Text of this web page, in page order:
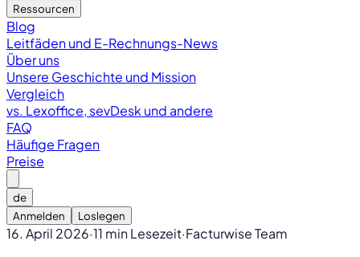
Ressourcen
Blog
Leitfäden und E-Rechnungs-News
Über uns
Unsere Geschichte und Mission
Vergleich
vs. Lexoffice, sevDesk und andere
FAQ
Häufige Fragen
Preise
de
Anmelden
Loslegen
16. April 2026·11 min Lesezeit·Facturwise Team